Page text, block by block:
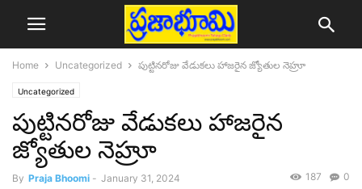
Home Uncategorized పుట్టినరోజు వేడుకలు హాజరైన జ్యోతుల నెహ్రూ
Uncategorized
పుట్టినరోజు వేడుకలు హాజరైన
జ్యోతుల నెహ్రూ
By Praja Bhoomi - January 31, 2024 0
187